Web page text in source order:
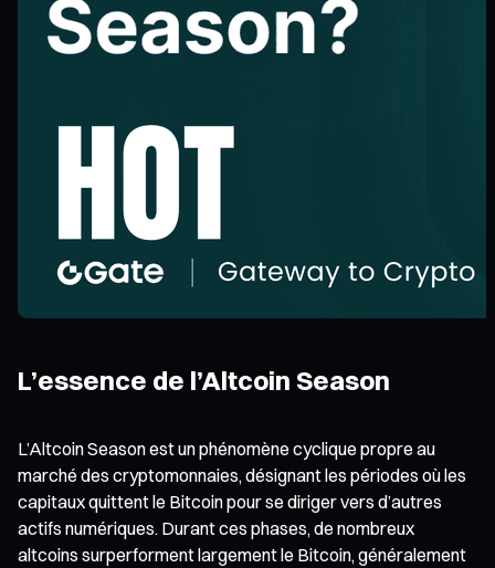
L’essence de l’Altcoin Season
L’Altcoin Season est un phénomène cyclique propre au
marché des cryptomonnaies, désignant les périodes où les
capitaux quittent le Bitcoin pour se diriger vers d’autres
actifs numériques. Durant ces phases, de nombreux
altcoins surperforment largement le Bitcoin, généralement